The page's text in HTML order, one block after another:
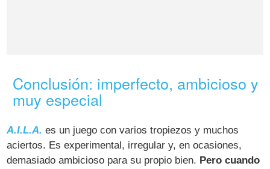
Conclusión: imperfecto, ambicioso y
muy especial
A.I.L.A. es un juego con varios tropiezos y muchos
aciertos. Es experimental, irregular y, en ocasiones,
demasiado ambicioso para su propio bien. Pero cuando